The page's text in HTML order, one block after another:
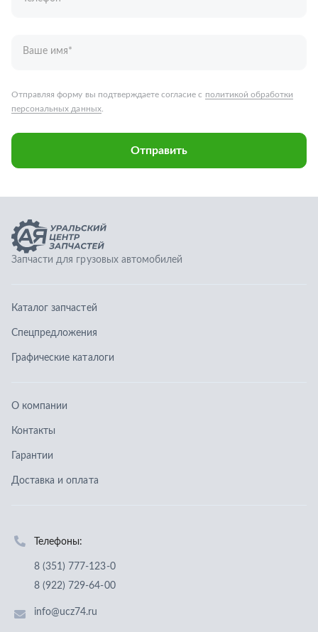
Запчасти для грузовых автомобилей
Каталог запчастей
Спецпредложения
О компании
Контакты
Доставка и оплата
Отправить заявку
Политика конфиденциальности